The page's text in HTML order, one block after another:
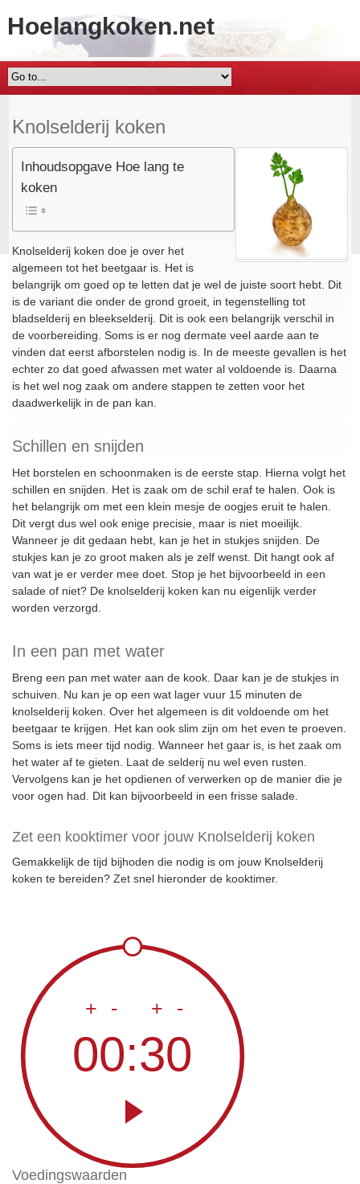
Hoelangkoken.net
Knolselderij koken
Inhoudsopgave Hoe lang te
koken
Knolselderij koken doe je over het
algemeen tot het beetgaar is. Het is
belangrijk om goed op te letten dat je wel de juiste soort hebt. Dit
is de variant die onder de grond groeit, in tegenstelling tot
bladselderij en bleekselderij. Dit is ook een belangrijk verschil in
de voorbereiding. Soms is er nog dermate veel aarde aan te
vinden dat eerst afborstelen nodig is. In de meeste gevallen is het
echter zo dat goed afwassen met water al voldoende is. Daarna
is het wel nog zaak om andere stappen te zetten voor het
daadwerkelijk in de pan kan.
Schillen en snijden
Het borstelen en schoonmaken is de eerste stap. Hierna volgt het
schillen en snijden. Het is zaak om de schil eraf te halen. Ook is
het belangrijk om met een klein mesje de oogjes eruit te halen.
Dit vergt dus wel ook enige precisie, maar is niet moeilijk.
Wanneer je dit gedaan hebt, kan je het in stukjes snijden. De
stukjes kan je zo groot maken als je zelf wenst. Dit hangt ook af
van wat je er verder mee doet. Stop je het bijvoorbeeld in een
salade of niet? De knolselderij koken kan nu eigenlijk verder
worden verzorgd.
In een pan met water
Breng een pan met water aan de kook. Daar kan je de stukjes in
schuiven. Nu kan je op een wat lager vuur 15 minuten de
knolselderij koken. Over het algemeen is dit voldoende om het
beetgaar te krijgen. Het kan ook slim zijn om het even te proeven.
Soms is iets meer tijd nodig. Wanneer het gaar is, is het zaak om
het water af te gieten. Laat de selderij nu wel even rusten.
Vervolgens kan je het opdienen of verwerken op de manier die je
voor ogen had. Dit kan bijvoorbeeld in een frisse salade.
Zet een kooktimer voor jouw Knolselderij koken
Gemakkelijk de tijd bijhoden die nodig is om jouw Knolselderij
koken te bereiden? Zet snel hieronder de kooktimer.
+ - + -
00:30
Voedingswaarden